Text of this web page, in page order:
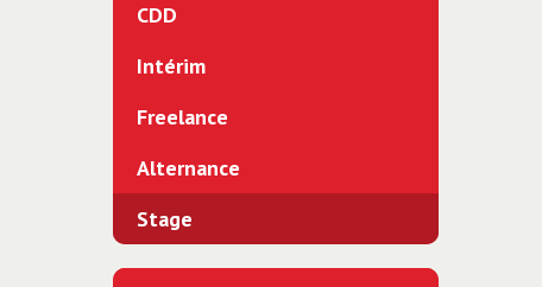
CDD
Intérim
Freelance
Alternance
Stage